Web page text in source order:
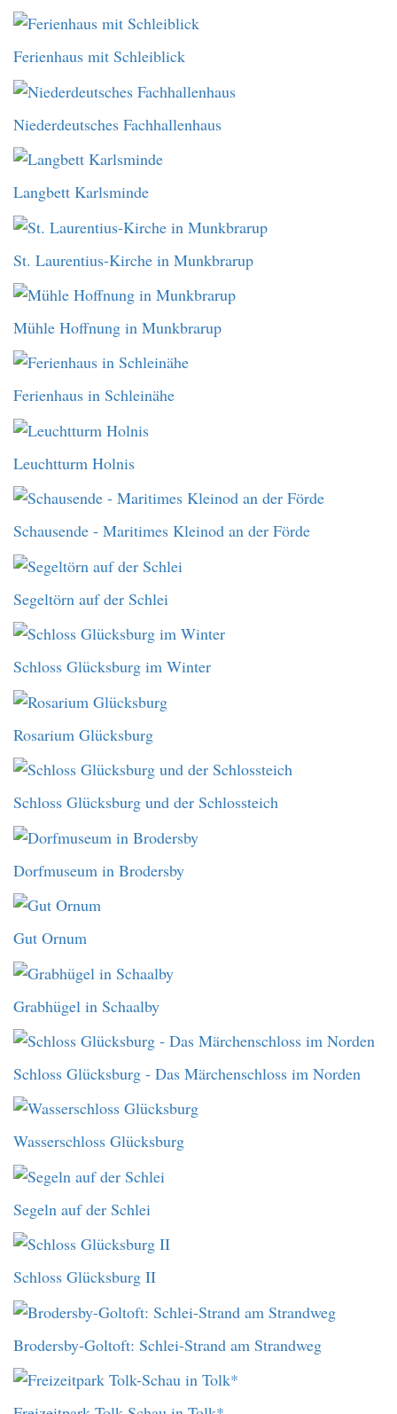
Ferienhaus mit Schleiblick
Niederdeutsches Fachhallenhaus
Langbett Karlsminde
St. Laurentius-Kirche in Munkbrarup
Mühle Hoffnung in Munkbrarup
Ferienhaus in Schleinähe
Leuchtturm Holnis
Schausende - Maritimes Kleinod an der Förde
Segeltörn auf der Schlei
Schloss Glücksburg im Winter
Rosarium Glücksburg
Schloss Glücksburg und der Schlossteich
Dorfmuseum in Brodersby
Gut Ornum
Grabhügel in Schaalby
Schloss Glücksburg - Das Märchenschloss im Norden
Wasserschloss Glücksburg
Segeln auf der Schlei
Schloss Glücksburg II
Brodersby-Goltoft: Schlei-Strand am Strandweg